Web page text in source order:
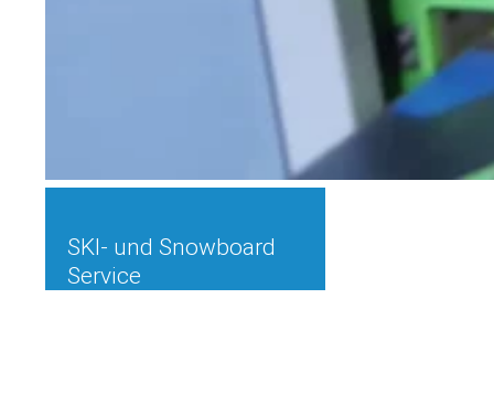
SKI- und Snowboard
Service